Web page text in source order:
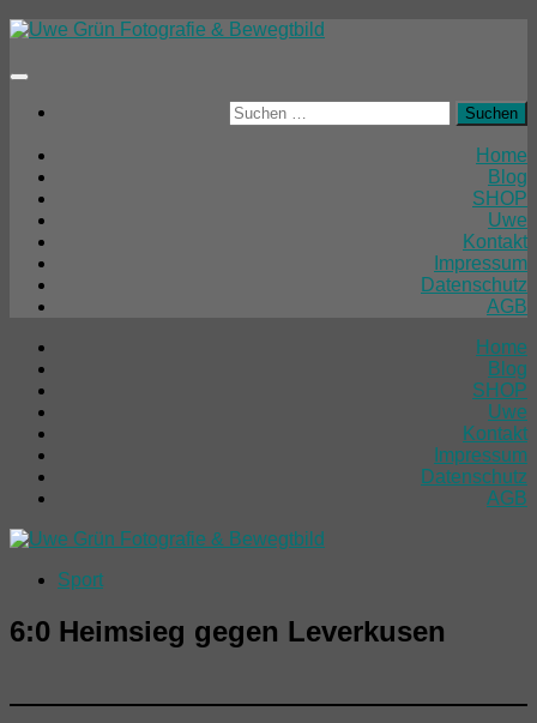
Unter
Inhalt
Suchen
nach:
Home
Blog
SHOP
Uwe
Kontakt
Impressum
Datenschutz
AGB
Home
Blog
SHOP
Uwe
Kontakt
Impressum
Datenschutz
AGB
Sport
6:0 Heimsieg gegen Leverkusen